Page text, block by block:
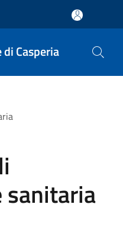
di Casperia
sanitaria